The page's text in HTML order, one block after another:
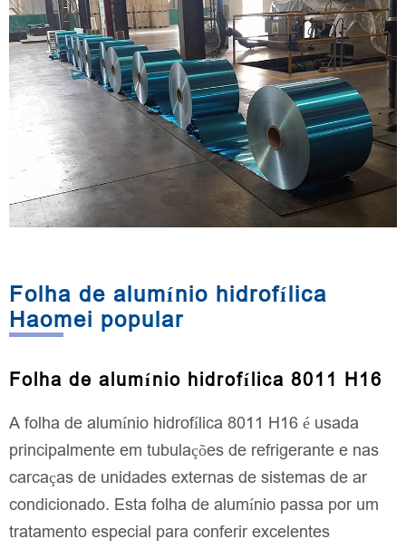
Folha de alumínio hidrofílica
Haomei popular
Folha de alumínio hidrofílica 8011 H16
A folha de alumínio hidrofílica 8011 H16 é usada
principalmente em tubulações de refrigerante e nas
carcaças de unidades externas de sistemas de ar
condicionado. Esta folha de alumínio passa por um
tratamento especial para conferir excelentes